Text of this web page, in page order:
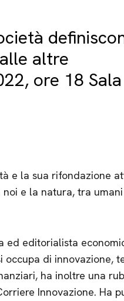
altre
ore 18
e la sua rifondazione
e la natura, tra
ed editorialista
occupa di innovazione,
ha inoltre una
Innovazione. Ha